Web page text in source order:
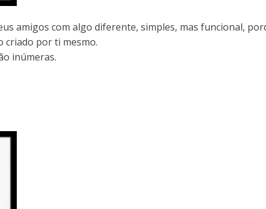
amigos com algo diferente, simples, mas funcional,
criado por ti mesmo.
inúmeras.